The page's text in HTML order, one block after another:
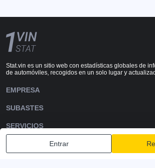
Entrar
Stat.vin es un sitio web con estadísticas globales de
de automóviles, recogidos en un solo lugar y
EMPRESA
SUBASTES
SERVICIOS
APOYO TÉCNICO